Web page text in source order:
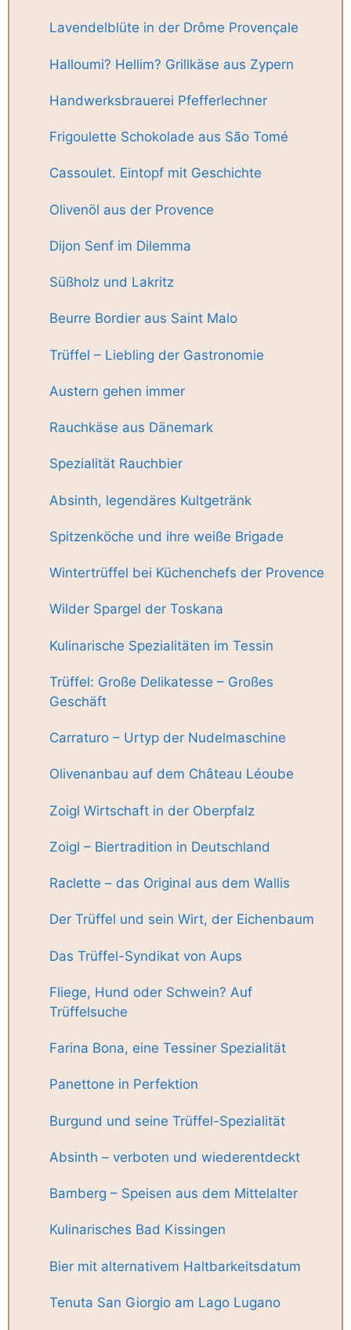
Lavendelblüte in der Drôme Provençale
Halloumi? Hellim? Grillkäse aus Zypern
Handwerksbrauerei Pfefferlechner
Frigoulette Schokolade aus São Tomé
Cassoulet. Eintopf mit Geschichte
Olivenöl aus der Provence
Dijon Senf im Dilemma
Süßholz und Lakritz
Beurre Bordier aus Saint Malo
Trüffel – Liebling der Gastronomie
Austern gehen immer
Rauchkäse aus Dänemark
Spezialität Rauchbier
Absinth, legendäres Kultgetränk
Spitzenköche und ihre weiße Brigade
Wintertrüffel bei Küchenchefs der Provence
Wilder Spargel der Toskana
Kulinarische Spezialitäten im Tessin
Trüffel: Große Delikatesse – Großes
Geschäft
Carraturo – Urtyp der Nudelmaschine
Olivenanbau auf dem Château Léoube
Zoigl Wirtschaft in der Oberpfalz
Zoigl – Biertradition in Deutschland
Raclette – das Original aus dem Wallis
Der Trüffel und sein Wirt, der Eichenbaum
Das Trüffel-Syndikat von Aups
Fliege, Hund oder Schwein? Auf
Trüffelsuche
Farina Bona, eine Tessiner Spezialität
Panettone in Perfektion
Burgund und seine Trüffel-Spezialität
Absinth – verboten und wiederentdeckt
Bamberg – Speisen aus dem Mittelalter
Kulinarisches Bad Kissingen
Bier mit alternativem Haltbarkeitsdatum
Tenuta San Giorgio am Lago Lugano